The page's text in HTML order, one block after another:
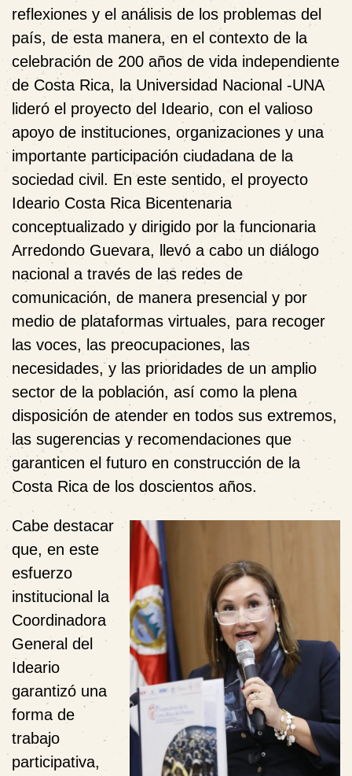
reflexiones y el análisis de los problemas del
país, de esta manera, en el contexto de la
celebración de 200 años de vida independiente
de Costa Rica, la Universidad Nacional -UNA
lideró el proyecto del Ideario, con el valioso
apoyo de instituciones, organizaciones y una
importante participación ciudadana de la
sociedad civil. En este sentido, el proyecto
Ideario Costa Rica Bicentenaria
conceptualizado y dirigido por la funcionaria
Arredondo Guevara, llevó a cabo un diálogo
nacional a través de las redes de
comunicación, de manera presencial y por
medio de plataformas virtuales, para recoger
las voces, las preocupaciones, las
necesidades, y las prioridades de un amplio
sector de la población, así como la plena
disposición de atender en todos sus extremos,
las sugerencias y recomendaciones que
garanticen el futuro en construcción de la
Costa Rica de los doscientos años.
Cabe destacar
que, en este
esfuerzo
institucional la
Coordinadora
General del
Ideario
garantizó una
forma de
trabajo
participativa,